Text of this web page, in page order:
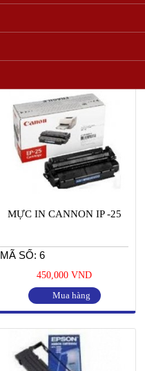
MỰC IN CANNON IP -25
MÃ SỐ: 6
450,000 VND
Mua hàng